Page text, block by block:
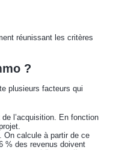
réunissant les critères
?
plusieurs facteurs qui
l’acquisition. En fonction
calcule à partir de ce
% des revenus doivent